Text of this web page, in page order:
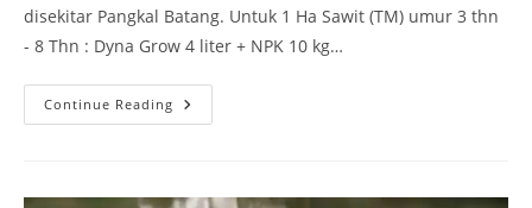
disekitar Pangkal Batang. Untuk 1 Ha Sawit (TM) umur 3 thn
- 8 Thn : Dyna Grow 4 liter + NPK 10 kg…
Continue Reading